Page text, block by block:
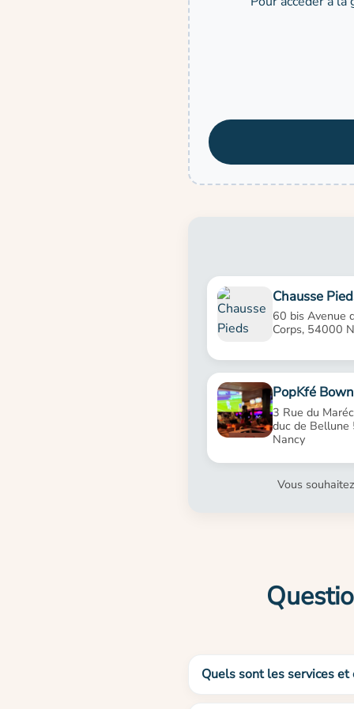
Chausse
60 bis Avenue
Corps, 54000
PopKfé
3 Rue du
duc de
Nancy
Vous
Quels sont les services